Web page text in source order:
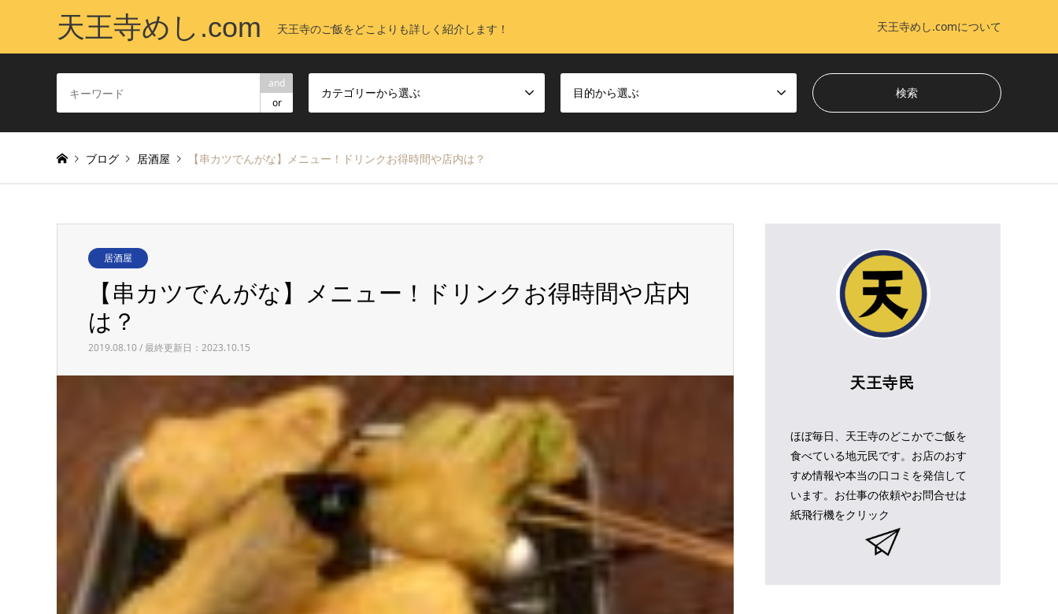
天王寺めし.com 天王寺のご飯をどこよりも詳しく紹介します！ 天王寺めし.comについて
and
or
カテゴリーから選ぶ 目的から選ぶ
ブログ 居酒屋 【串カツでんがな】メニュー！ドリンクお得時間や店内は？
居酒屋
【串カツでんがな】メニュー！ドリンクお得時間や店内
は？
2019.08.10 / 最終更新日：2023.10.15
天王寺民
ほぼ毎日、天王寺のどこかでご飯を
食べている地元民です。お店のおす
すめ情報や本当の口コミを発信して
います。お仕事の依頼やお問合せは
紙飛行機をクリック